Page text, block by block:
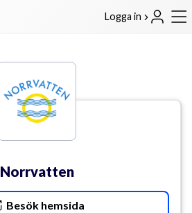
Logga in
Norrvatten
Besök hemsida